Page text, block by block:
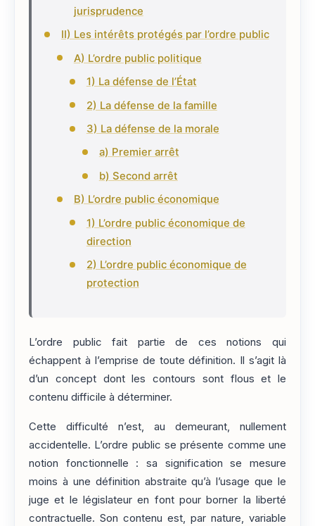
jurisprudence
II) Les intérêts protégés par l’ordre public
A) L’ordre public politique
1) La défense de l’État
2) La défense de la famille
3) La défense de la morale
a) Premier arrêt
b) Second arrêt
B) L’ordre public économique
1) L’ordre public économique de
direction
2) L’ordre public économique de
protection
L’ordre public fait partie de ces notions qui
échappent à l’emprise de toute définition. Il s’agit là
d’un concept dont les contours sont flous et le
contenu difficile à déterminer.
Cette difficulté n’est, au demeurant, nullement
accidentelle. L’ordre public se présente comme une
notion fonctionnelle : sa signification se mesure
moins à une définition abstraite qu’à l’usage que le
juge et le législateur en font pour borner la liberté
contractuelle. Son contenu est, par nature, variable